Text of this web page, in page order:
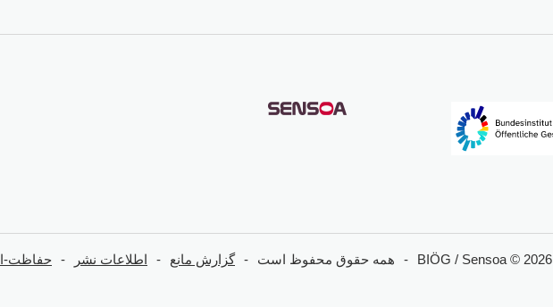
BIÖG / Sensoa © 2026 همه حقوق محفوظ است گزارش مانع اطلاعات نشر حفاظت-